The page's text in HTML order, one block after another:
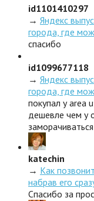
id1101410297
→ Яндекс
города, где
спасибо
id1099677118
→ Яндекс
города, где
покупал у area
дешевле чем у
katechin
→ Как
набрав его
Спасибо за